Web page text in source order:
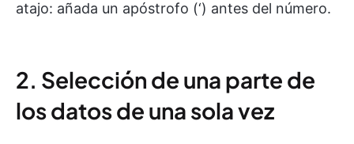
atajo: añada un apóstrofo (‘) antes del número.
2. Selección de una parte de
los datos de una sola vez